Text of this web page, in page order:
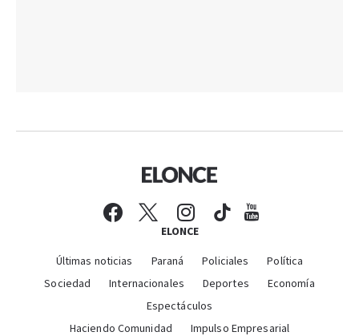
ELONCE
Últimas noticias Paraná Policiales
Política
Sociedad
Internacionales Deportes
Economía
Espectáculos
Haciendo Comunidad
Impulso Empresarial